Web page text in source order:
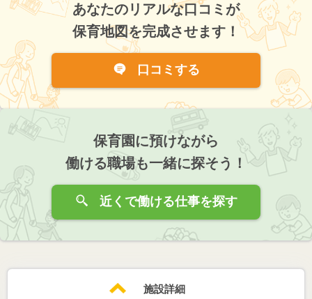
あなたのリアルな口コミが
保育地図を完成させます！
口コミする
保育園に預けながら
働ける職場も一緒に探そう！
近くで働ける仕事を探す
施設詳細